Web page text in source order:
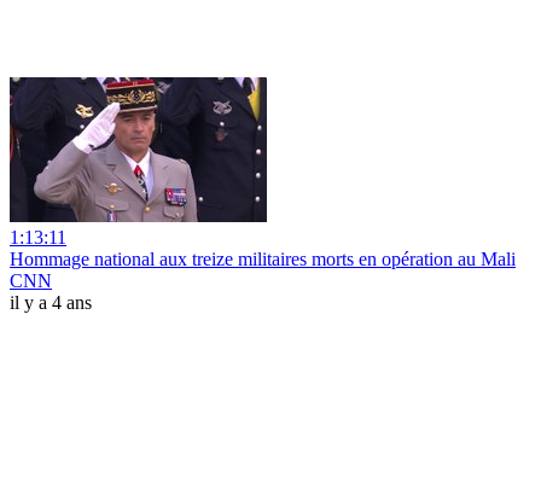
1:13:11
Hommage national aux treize militaires morts en opération au Mali
CNN
il y a 4 ans